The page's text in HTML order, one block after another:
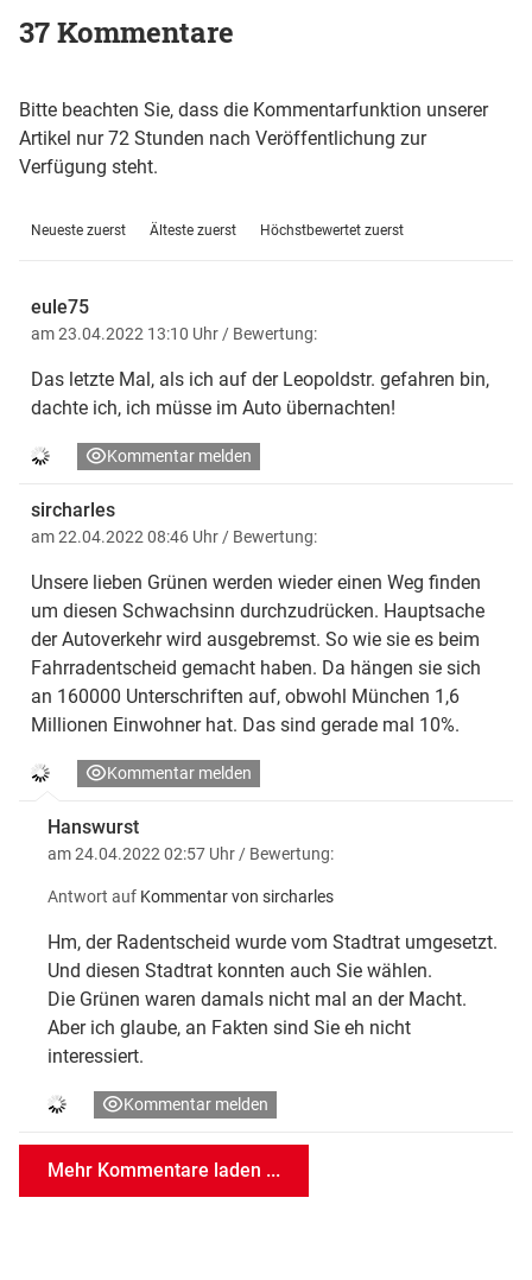
37 Kommentare
Bitte beachten Sie, dass die Kommentarfunktion unserer
Artikel nur 72 Stunden nach Veröffentlichung zur
Verfügung steht.
Neueste zuerst Älteste zuerst Höchstbewertet zuerst
eule75
am 23.04.2022 13:10 Uhr / Bewertung:
Das letzte Mal, als ich auf der Leopoldstr. gefahren bin,
dachte ich, ich müsse im Auto übernachten!
Kommentar melden
sircharles
am 22.04.2022 08:46 Uhr / Bewertung:
Unsere lieben Grünen werden wieder einen Weg finden
um diesen Schwachsinn durchzudrücken. Hauptsache
der Autoverkehr wird ausgebremst. So wie sie es beim
Fahrradentscheid gemacht haben. Da hängen sie sich
an 160000 Unterschriften auf, obwohl München 1,6
Millionen Einwohner hat. Das sind gerade mal 10%.
Kommentar melden
Hanswurst
am 24.04.2022 02:57 Uhr / Bewertung:
Antwort auf Kommentar von sircharles
Hm, der Radentscheid wurde vom Stadtrat umgesetzt.
Und diesen Stadtrat konnten auch Sie wählen.
Die Grünen waren damals nicht mal an der Macht.
Aber ich glaube, an Fakten sind Sie eh nicht
interessiert.
Kommentar melden
Mehr Kommentare laden ...